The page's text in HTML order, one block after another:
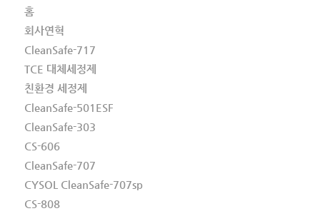
홈
회사연혁
CleanSafe-717
TCE 대체세정제
친환경 세정제
CleanSafe-501ESF
CleanSafe-303
CS-606
CleanSafe-707
CYSOL CleanSafe-707sp
CS-808